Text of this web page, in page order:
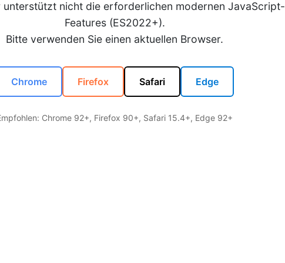
unterstützt nicht die erforderlichen modernen JavaScript-
Features (ES2022+).
Bitte verwenden Sie einen aktuellen Browser.
Chrome Firefox Safari Edge
Chrome 92+, Firefox 90+, Safari 15.4+, Edge 92+